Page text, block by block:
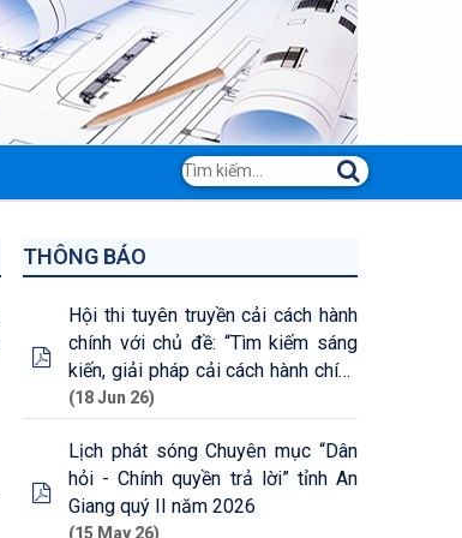
THÔNG BÁO
Hội thi tuyên truyền cải cách hành
chính với chủ đề: “Tìm kiếm sáng
kiến, giải pháp cải cách hành chính
cấp tỉnh năm 2026”
(18 Jun 26)
Lịch phát sóng Chuyên mục “Dân
hỏi - Chính quyền trả lời” tỉnh An
Giang quý II năm 2026
(15 May 26)